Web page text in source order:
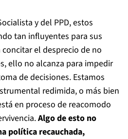
y del PPD, estos
tan influyentes para sus
el desprecio de no
ello no alcanza para impedir
de decisiones. Estamos
redimida, o más bien
en proceso de reacomodo
Algo de esto no
política recauchada,